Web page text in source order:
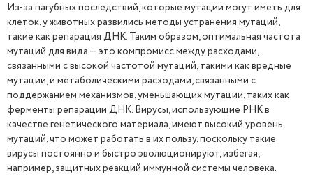
Из-за пагубных последствий, которые мутации могут иметь для
клеток, у животных развились методы устранения мутаций,
такие как репарация ДНК. Таким образом, оптимальная частота
мутаций для вида — это компромисс между расходами,
связанными с высокой частотой мутаций, такими как вредные
мутации, и метаболическими расходами, связанными с
поддержанием механизмов, уменьшающих мутации, таких как
ферменты репарации ДНК. Вирусы, использующие РНК в
качестве генетического материала, имеют высокий уровень
мутаций, что может работать в их пользу, поскольку такие
вирусы постоянно и быстро эволюционируют, избегая,
например, защитных реакций иммунной системы человека.